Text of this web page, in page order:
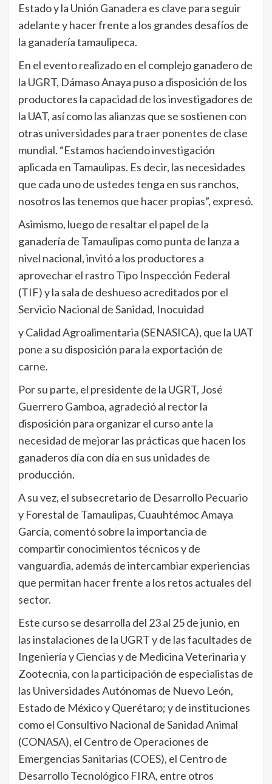
Estado y la Unión Ganadera es clave para seguir
adelante y hacer frente a los grandes desafíos de
la ganadería tamaulipeca.
En el evento realizado en el complejo ganadero de
la UGRT, Dámaso Anaya puso a disposición de los
productores la capacidad de los investigadores de
la UAT, así como las alianzas que se sostienen con
otras universidades para traer ponentes de clase
mundial. “Estamos haciendo investigación
aplicada en Tamaulipas. Es decir, las necesidades
que cada uno de ustedes tenga en sus ranchos,
nosotros las tenemos que hacer propias”, expresó.
Asimismo, luego de resaltar el papel de la
ganadería de Tamaulipas como punta de lanza a
nivel nacional, invitó a los productores a
aprovechar el rastro Tipo Inspección Federal
(TIF) y la sala de deshueso acreditados por el
Servicio Nacional de Sanidad, Inocuidad
y Calidad Agroalimentaria (SENASICA), que la UAT
pone a su disposición para la exportación de
carne.
Por su parte, el presidente de la UGRT, José
Guerrero Gamboa, agradeció al rector la
disposición para organizar el curso ante la
necesidad de mejorar las prácticas que hacen los
ganaderos día con día en sus unidades de
producción.
A su vez, el subsecretario de Desarrollo Pecuario
y Forestal de Tamaulipas, Cuauhtémoc Amaya
García, comentó sobre la importancia de
compartir conocimientos técnicos y de
vanguardia, además de intercambiar experiencias
que permitan hacer frente a los retos actuales del
sector.
Este curso se desarrolla del 23 al 25 de junio, en
las instalaciones de la UGRT y de las facultades de
Ingeniería y Ciencias y de Medicina Veterinaria y
Zootecnia, con la participación de especialistas de
las Universidades Autónomas de Nuevo León,
Estado de México y Querétaro; y de instituciones
como el Consultivo Nacional de Sanidad Animal
(CONASA), el Centro de Operaciones de
Emergencias Sanitarias (COES), el Centro de
Desarrollo Tecnológico FIRA, entre otros